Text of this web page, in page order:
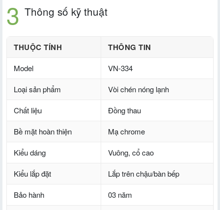
Thông số kỹ thuật
THUỘC TÍNH THÔNG TIN
Model VN-334
Loại sản phẩm Vòi chén nóng lạnh
Chất liệu Đồng thau
Bề mặt hoàn thiện Mạ chrome
Kiểu dáng Vuông, cổ cao
Kiểu lắp đặt Lắp trên chậu/bàn bếp
Bảo hành 03 năm